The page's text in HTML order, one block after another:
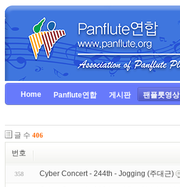
Home Panflute연합 게시판 팬플룻영상
글 수 406
번호
358 Cyber Concert - 244th - Jogging (주대근)